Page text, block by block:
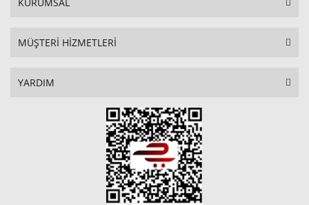
MÜŞTERİ HİZMETLERİ
YARDIM